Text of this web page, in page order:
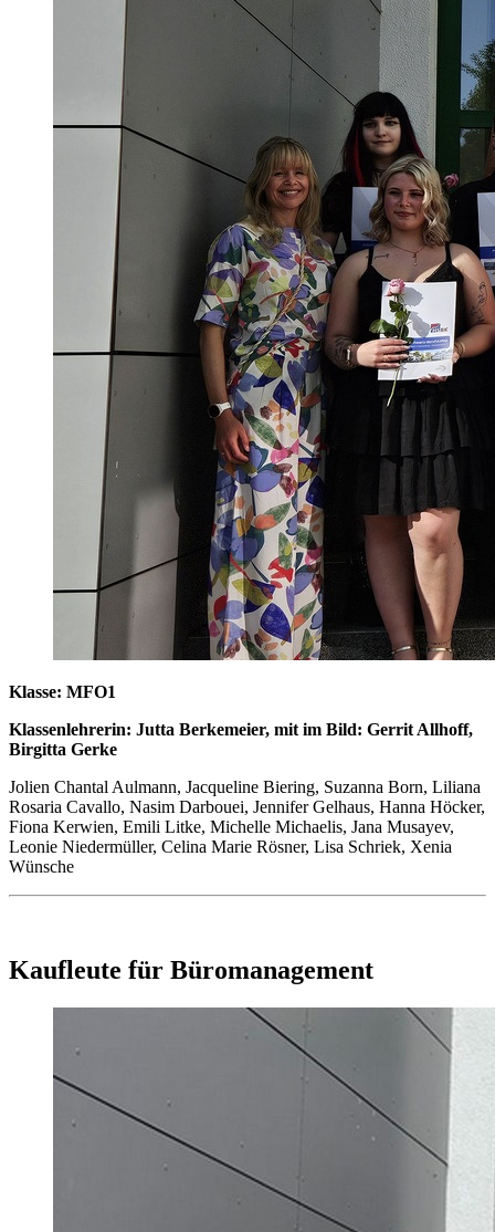
Klasse: MFO1
Klassenlehrerin: Jutta Berkemeier, mit im Bild: Gerrit Allhoff,
Birgitta Gerke
Jolien Chantal Aulmann, Jacqueline Biering, Suzanna Born, Liliana
Rosaria Cavallo, Nasim Darbouei, Jennifer Gelhaus, Hanna Höcker,
Fiona Kerwien, Emili Litke, Michelle Michaelis, Jana Musayev,
Leonie Niedermüller, Celina Marie Rösner, Lisa Schriek, Xenia
Wünsche
Kaufleute für Büromanagement